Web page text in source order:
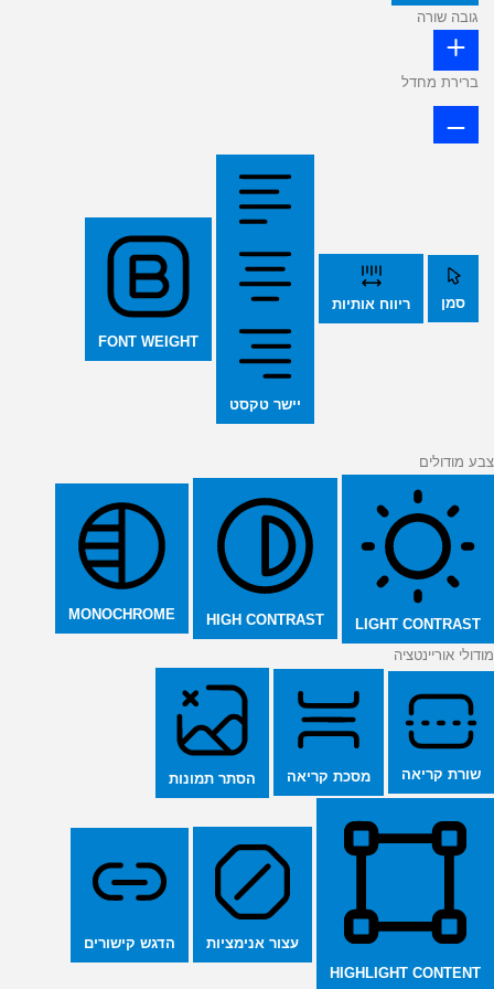
גובה שורה
ברירת מחדל
סמן ריווח אותיות
יישר טקסט
FONT WEIGHT
צבע מודולים
LIGHT CONTRAST
HIGH CONTRAST
MONOCHROME
מודולי אוריינטציה
שורת קריאה מסכת קריאה הסתר תמונות
HIGHLIGHT CONTENT
עצור אנימציות הדגש קישורים